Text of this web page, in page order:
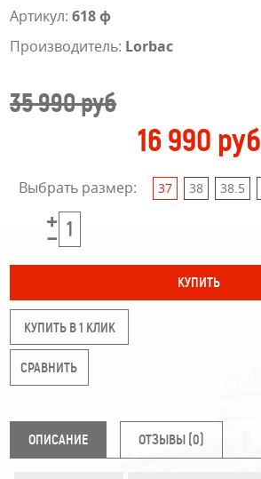
Артикул: 618 ф
Производитель: Lorbac
35 990 руб
16 990 руб
Выбрать размер: 37 38 38.5
КУПИТЬ В 1 КЛИК
ОПИСАНИЕ ОТЗЫВЫ (0)